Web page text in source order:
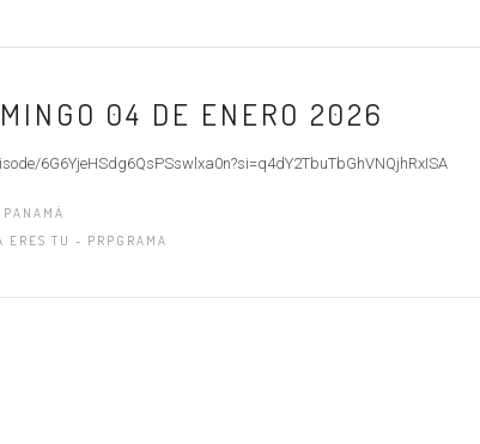
04 DE ENERO 2026
6G6YjeHSdg6QsPSswlxa0n?si=q4dY2TbuTbGhVNQjhRxISA
ERES TU - PRPGRAMA